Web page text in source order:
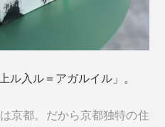
ル入ル＝アガルイル」。
京都。だから京都独特の住